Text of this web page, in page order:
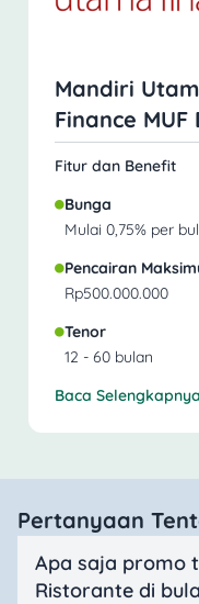
Mandiri
Finance MUF
Mobil
Fitur dan Benefit
Bunga
Mulai 0,75% per
Pencairan
Rp500.000.000
Tenor
12 - 60 bulan
Baca Selengkapnya
Pertanyaan
Apa saja promo
Ristorante di